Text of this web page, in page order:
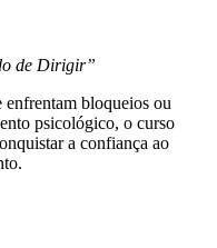
de Dirigir”
bloqueios ou
psicológico, o curso
a confiança ao